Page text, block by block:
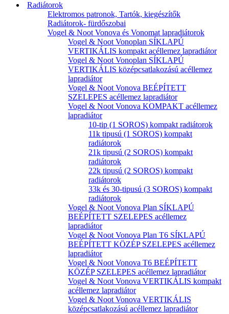
Radiátorok
Elektromos patronok, Tartók, kiegészítők
Radiátorok- fürdőszobai
Vogel & Noot Vonova és Vonomat lapradiátorok
Vogel & Noot Vonoplan SÍKLAPÚ
VERTIKÁLIS kompakt acéllemez lapradiátor
Vogel & Noot Vonoplan SÍKLAPÚ
VERTIKÁLIS középcsatlakozású acéllemez
lapradiátor
Vogel & Noot Vonova BEÉPÍTETT
SZELEPES acéllemez lapradiátor
Vogel & Noot Vonova KOMPAKT acéllemez
lapradiátor
10-tip (1 SOROS) kompakt radiátorok
11k tipusú (1 SOROS) kompakt
radiátorok
21k tipusú (2 SOROS) kompakt
radiátorok
22k tipusú (2 SOROS) kompakt
radiátorok
33k és 30-tipusú (3 SOROS) kompakt
radiátorok
Vogel & Noot Vonova Plan SÍKLAPÚ
BEÉPÍTETT SZELEPES acéllemez
lapradiátor
Vogel & Noot Vonova Plan T6 SÍKLAPÚ
BEÉPÍTETT KÖZÉP SZELEPES acéllemez
lapradiátor
Vogel & Noot Vonova T6 BEÉPÍTETT
KÖZÉP SZELEPES acéllemez lapradiátor
Vogel & Noot Vonova VERTIKÁLIS kompakt
acéllemez lapradiátor
Vogel & Noot Vonova VERTIKÁLIS
középcsatlakozású acéllemez lapradiátor